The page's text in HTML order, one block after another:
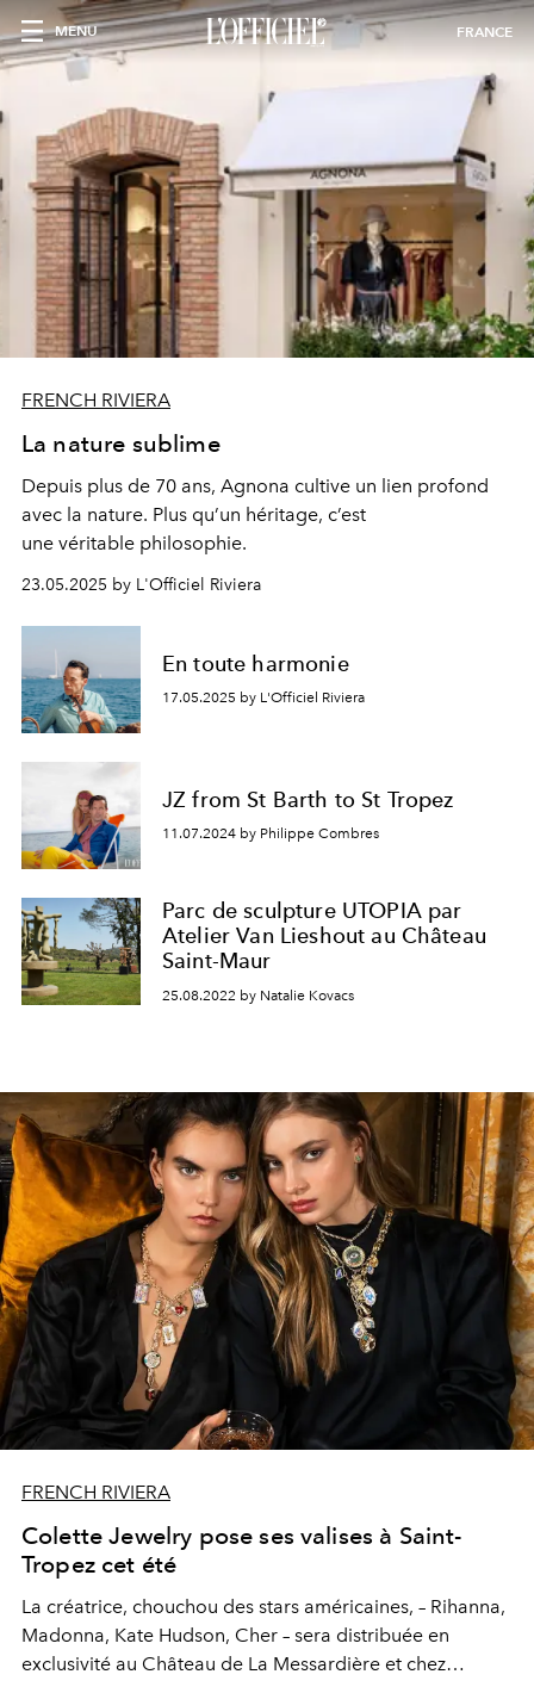
MENU FRANCE
FRENCH RIVIERA
La nature sublime
Depuis plus de 70 ans, Agnona cultive un lien profond
avec la nature. Plus qu’un héritage, c’est
une véritable philosophie.
23.05.2025 by L'Officiel Riviera
En toute harmonie
17.05.2025 by L'Officiel Riviera
JZ from St Barth to St Tropez
11.07.2024 by Philippe Combres
Parc de sculpture UTOPIA par
Atelier Van Lieshout au Château
Saint-Maur
25.08.2022 by Natalie Kovacs
FRENCH RIVIERA
Colette Jewelry pose ses valises à Saint-
Tropez cet été
La créatrice, chouchou des stars américaines, – Rihanna,
Madonna, Kate Hudson, Cher – sera distribuée en
exclusivité au Château de La Messardière et chez